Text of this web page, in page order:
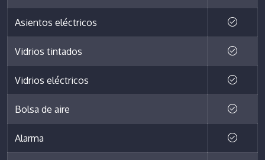
Asientos eléctricos
Vidrios tintados
Vidrios eléctricos
Bolsa de aire
Alarma